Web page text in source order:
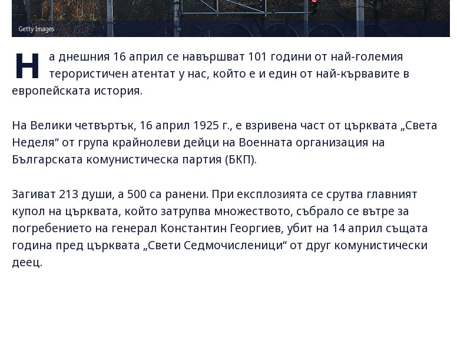
Getty Images
Н
а днешния 16 април се навършват 101 години от най-големия
терористичен атентат у нас, който е и един от най-кървавите в
европейската история.
На Велики четвъртък, 16 април 1925 г., е взривена част от църквата „Света
Неделя“ от група крайнолеви дейци на Военната организация на
Българската комунистическа партия (БКП).
Загиват 213 души, а 500 са ранени. При експлозията се срутва главният
купол на църквата, който затрупва множеството, събрало се вътре за
погребението на генерал Константин Георгиев, убит на 14 април същата
година пред църквата „Свети Седмочисленици“ от друг комунистически
деец.